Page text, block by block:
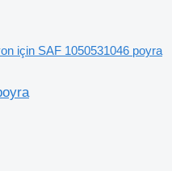
için SAF 1050531046 poyra